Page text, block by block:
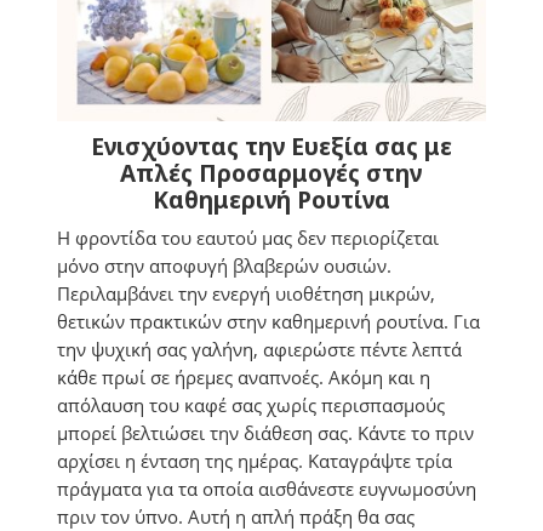
Ενισχύοντας την Ευεξία σας με
Απλές Προσαρμογές στην
Καθημερινή Ρουτίνα
Η φροντίδα του εαυτού μας δεν περιορίζεται
μόνο στην αποφυγή βλαβερών ουσιών.
Περιλαμβάνει την ενεργή υιοθέτηση μικρών,
θετικών πρακτικών στην καθημερινή ρουτίνα. Για
την ψυχική σας γαλήνη, αφιερώστε πέντε λεπτά
κάθε πρωί σε ήρεμες αναπνοές. Ακόμη και η
απόλαυση του καφέ σας χωρίς περισπασμούς
μπορεί βελτιώσει την διάθεση σας. Κάντε το πριν
αρχίσει η ένταση της ημέρας. Καταγράψτε τρία
πράγματα για τα οποία αισθάνεστε ευγνωμοσύνη
πριν τον ύπνο. Αυτή η απλή πράξη θα σας